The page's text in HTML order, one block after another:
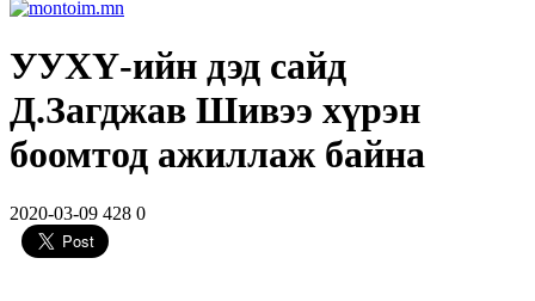
УУХҮ-ийн дэд сайд
Д.Загджав Шивээ хүрэн
боомтод ажиллаж байна
2020-03-09 428 0